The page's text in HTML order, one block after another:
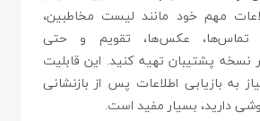
مهم خود مانند لیست مخاطبین،
تماس‌ها، عکس‌ها، تقویم و حتی
نسخه پشتیبان تهیه کنید. این قابلیت
به بازیابی اطلاعات پس از بازنشانی
دارید، بسیار مفید است.